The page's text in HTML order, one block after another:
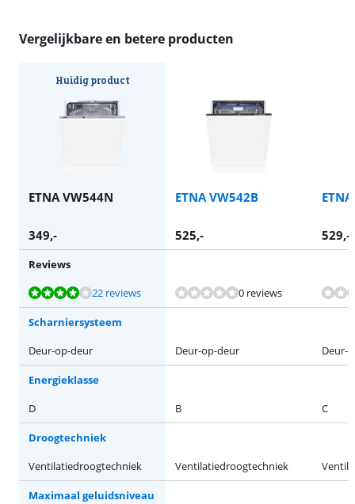
Vergelijkbare en betere producten
Huidig product
ETNA VW544N ETNA VW542B
349,- 525,- 529,-
Reviews
Beoordeling is 7,9 van de 10, gebaseerd op 22 reviews.
22 reviews 0 reviews
Scharniersysteem
Deur-op-deur
Deur-op-deur Deur-
Energieklasse
D
B C
Droogtechniek
Ventilatiedroogtechniek
Ventilatiedroogtechniek
Maximaal geluidsniveau